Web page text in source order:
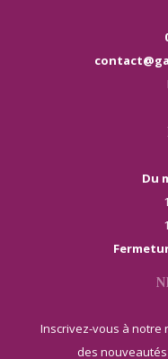
Du
Inscrivez-vous à
des